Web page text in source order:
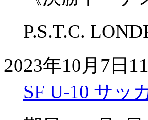
P.S.T.C.
2023年10月7日
SF U-10 サッ